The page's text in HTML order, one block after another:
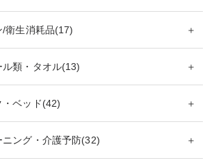
衛生消耗品(17) ＋
ル類・タオル(13) ＋
・ベッド(42) ＋
ング・介護予防(32) ＋